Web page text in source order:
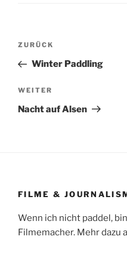
Beitragsnavigation
Vorheriger
Beitrag
ZURÜCK
Winter Paddling
Nächster
Beitrag
WEITER
Nacht auf Alsen
FILME &
Wenn ich nicht paddel,
Filmemacher. Mehr dazu